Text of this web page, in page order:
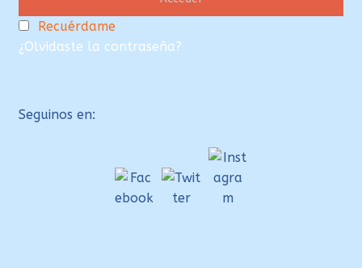
Recuérdame
¿Olvidaste la contraseña?
Seguinos en: